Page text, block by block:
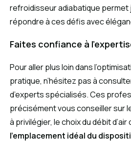
refroidisseur adiabatique permet
répondre à ces défis avec
Faites confiance à
Pour aller plus loin dans
pratique, n’hésitez pas à
d’experts spécialisés. Ces
précisément vous conseiller sur
à privilégier, le choix du débit
l’emplacement idéal du